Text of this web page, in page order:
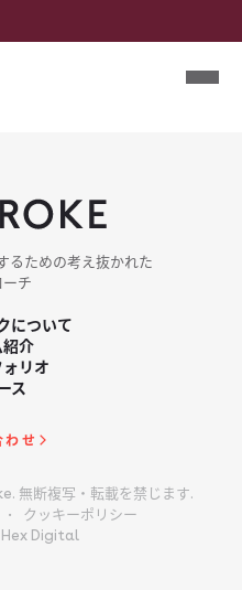
Mobile
る​​ための​​考え抜かれた​​
ーチ
に​ついて
紹介
リオ
ス
わせ
無断複写・転載を​禁じます.
クッキーポリシー
Hex Digital